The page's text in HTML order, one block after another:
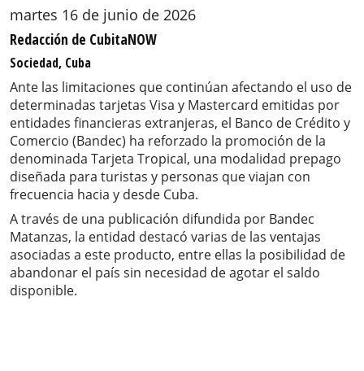
martes 16 de junio de 2026
Redacción de CubitaNOW
Sociedad, Cuba
Ante las limitaciones que continúan afectando el uso de
determinadas tarjetas Visa y Mastercard emitidas por
entidades financieras extranjeras, el Banco de Crédito y
Comercio (Bandec) ha reforzado la promoción de la
denominada Tarjeta Tropical, una modalidad prepago
diseñada para turistas y personas que viajan con
frecuencia hacia y desde Cuba.
A través de una publicación difundida por Bandec
Matanzas, la entidad destacó varias de las ventajas
asociadas a este producto, entre ellas la posibilidad de
abandonar el país sin necesidad de agotar el saldo
disponible.